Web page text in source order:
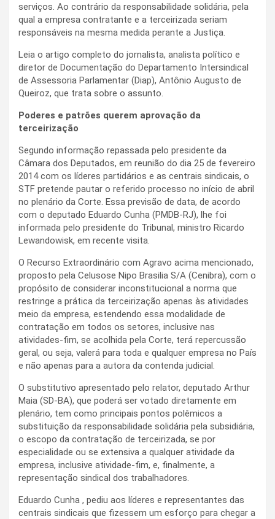
serviços. Ao contrário da responsabilidade solidária, pela
qual a empresa contratante e a terceirizada seriam
responsáveis na mesma medida perante a Justiça.
Leia o artigo completo do jornalista, analista político e
diretor de Documentação do Departamento Intersindical
de Assessoria Parlamentar (Diap), Antônio Augusto de
Queiroz, que trata sobre o assunto.
Poderes e patrões querem aprovação da
terceirização
Segundo informação repassada pelo presidente da
Câmara dos Deputados, em reunião do dia 25 de fevereiro
2014 com os líderes partidários e as centrais sindicais, o
STF pretende pautar o referido processo no início de abril
no plenário da Corte. Essa previsão de data, de acordo
com o deputado Eduardo Cunha (PMDB-RJ), lhe foi
informada pelo presidente do Tribunal, ministro Ricardo
Lewandowisk, em recente visita.
O Recurso Extraordinário com Agravo acima mencionado,
proposto pela Celusose Nipo Brasilia S/A (Cenibra), com o
propósito de considerar inconstitucional a norma que
restringe a prática da terceirização apenas às atividades
meio da empresa, estendendo essa modalidade de
contratação em todos os setores, inclusive nas
atividades-fim, se acolhida pela Corte, terá repercussão
geral, ou seja, valerá para toda e qualquer empresa no País
e não apenas para a autora da contenda judicial.
O substitutivo apresentado pelo relator, deputado Arthur
Maia (SD-BA), que poderá ser votado diretamente em
plenário, tem como principais pontos polêmicos a
substituição da responsabilidade solidária pela subsidiária,
o escopo da contratação de terceirizada, se por
especialidade ou se extensiva a qualquer atividade da
empresa, inclusive atividade-fim, e, finalmente, a
representação sindical dos trabalhadores.
Eduardo Cunha , pediu aos líderes e representantes das
centrais sindicais que fizessem um esforço para chegar a